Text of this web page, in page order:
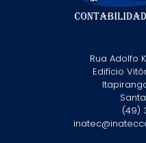
Rua Adolfo
Edifício
(49)